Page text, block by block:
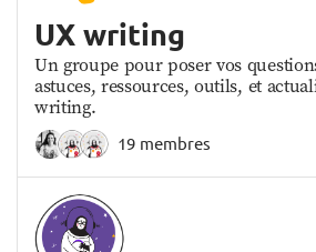
UX writing
Un groupe pour poser vos
astuces, ressources, outils, et
writing.
19 membres